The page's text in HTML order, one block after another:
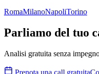
RomaMilanoNapoliTorino
Parliamo del tuo
Analisi gratuita senza